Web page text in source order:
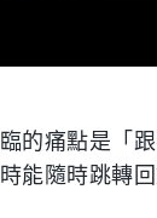
的痛點是「
能隨時跳轉